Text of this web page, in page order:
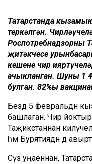
Татарстанда
теркәлгән.
Роспотребнадзорның
җитәкчесе
кешенең чир
ачыкланган. Шуның 1
булган. 82%ы
Бездә 5 февральдән
башлаган. Чир
Таҗикстаннан
һәм Бурятиядән дә
Сүз уңаеннан,